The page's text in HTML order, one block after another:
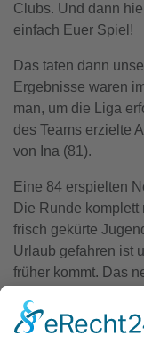
Clubs. Und dann
einfach Euer Spiel!
Das taten dann
Ergebnisse waren
man, um die Liga
des Teams erzielte
von Ina (81).
Eine 84 erspielten
Die Runde
frisch gekürte
Urlaub gefahren ist
früher kommt. Das
Und weil ich, wie